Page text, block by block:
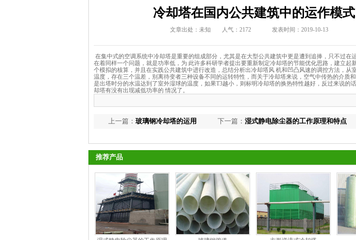
冷却塔在国内公共建筑中的运作模式
文章出处：未知 人气：2172 发表时间：2019-10-13
在集中式的空调系统中冷却塔是重要的组成部分，尤其是在大型公共建筑中更是遭到追捧，只不过在
在着同样一个问题，就是功率低，为 此许多科研学者提出要重新制定冷却塔的节能优化思路，建立起
个模拟的核算，并且在实践公共建筑中进行改造，总结分析出冷却塔风 机和凹凸风速的调控方法，从
温度，存在三个温差，别离待变者三种设备不同的运转特性，而关于冷却塔来说，空气中传热的介质
是出塔时分的水温达到了室外湿球的温度，如果T3越小，则标明冷却塔的换热特性越好，反过来说的
却塔有没有出现减低功率的 情况了。
上一篇： 玻璃钢冷却塔的运用 下一篇： 湿式静电除尘器的工作原理和特点
推荐产品